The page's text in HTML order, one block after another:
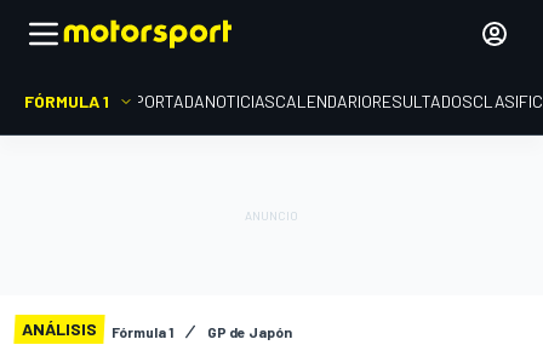
FÓRMULA 1 PORTADANOTICIASCALENDARIORESULTADOS
ANÁLISIS Fórmula 1 GP de Japón